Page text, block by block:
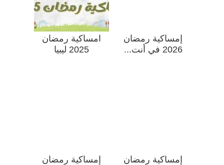
إمساكية رمضان
2026 في أنت...
امساكية رمضان
2025 ليبيا
إمساكية رمضان
إمساكية رمضان